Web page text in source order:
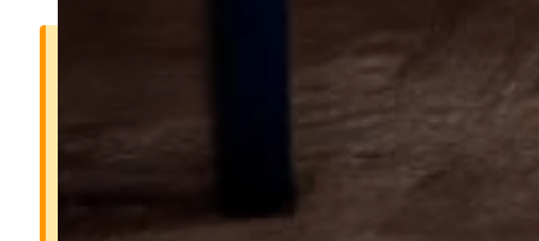
Risikoen ved hvepse
Hvepse kan være aggressive, især
på sommeren, hvor de søger søde